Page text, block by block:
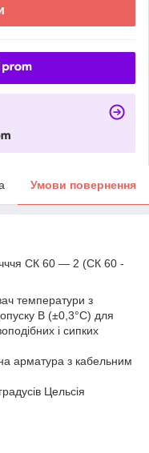
Умови повернення
СК 60 — 2 (СК 60 -
температури з
B (±0,3°С) для
і сипких
арматура з кабельним
Цельсія